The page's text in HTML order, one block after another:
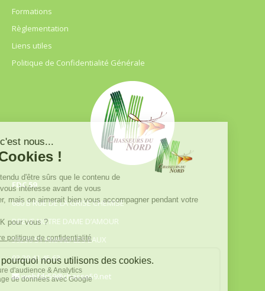
Formations
Règlementation
Liens utiles
Politique de Confidentialité Générale
FDC 59
680 B RUE DE LA GRISE CHEMISE
DREVE NOTRE DAME D’AMOUR
59230 ST AMAND LES EAUX
03.20.41.45.63
webfdc59@chasse59.net